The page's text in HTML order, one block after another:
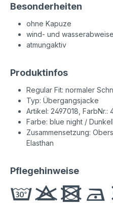
Besonderheiten
ohne Kapuze
wind- und
atmungaktiv
Produktinfos
Regular Fit: normaler
Typ: Übergangsjacke
Artikel: 2497018, FarbNr.:
Farbe: blue night /
Zusammensetzung:
Elasthan
Pflegehinweise